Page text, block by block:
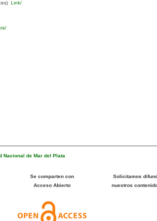
Link/
Nacional de Mar del Plata
Se comparten con
Acceso Abierto
Solicitamos
nuestros